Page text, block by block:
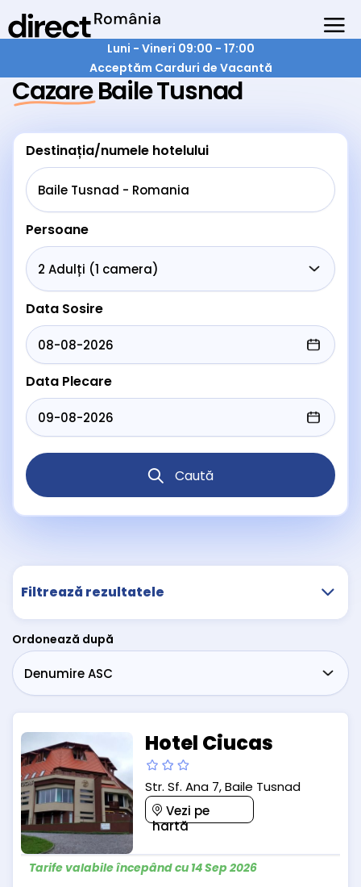
Luni - Vineri 09:00 - 17:00
Acceptăm Carduri de Vacantă
Cazare Baile Tusnad
Destinația/numele hotelului
Persoane
Data Sosire
Data Plecare
Caută
Filtrează rezultatele
Ordonează după
Hotel Ciucas
Str. Sf. Ana 7, Baile Tusnad
Vezi pe
hartă
Tarife valabile începând cu 14 Sep 2026